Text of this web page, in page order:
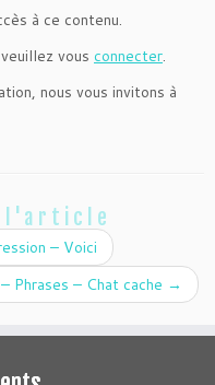
à ce contenu.
vous connecter.
nous vous invitons à
l'article
– Voici
Phrases – Chat cache →